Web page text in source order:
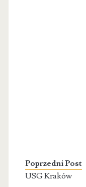
Poprzedni Post
USG Kraków